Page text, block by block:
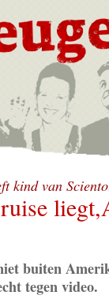
kind van
buiten
tegen video.